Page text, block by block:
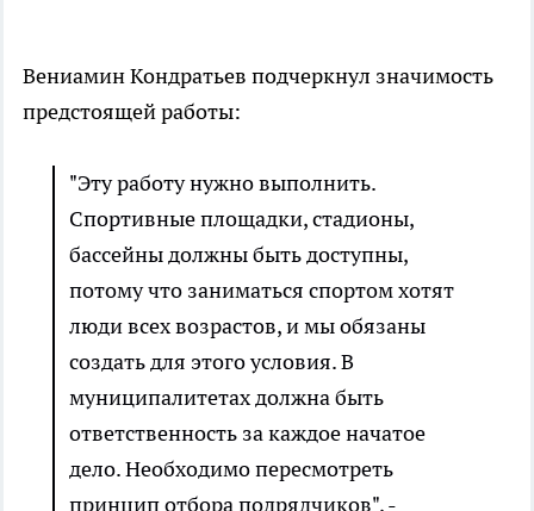
Вениамин Кондратьев подчеркнул значимость
предстоящей работы:
"Эту работу нужно выполнить.
Спортивные площадки, стадионы,
бассейны должны быть доступны,
потому что заниматься спортом хотят
люди всех возрастов, и мы обязаны
создать для этого условия. В
муниципалитетах должна быть
ответственность за каждое начатое
дело. Необходимо пересмотреть
принцип отбора подрядчиков", -